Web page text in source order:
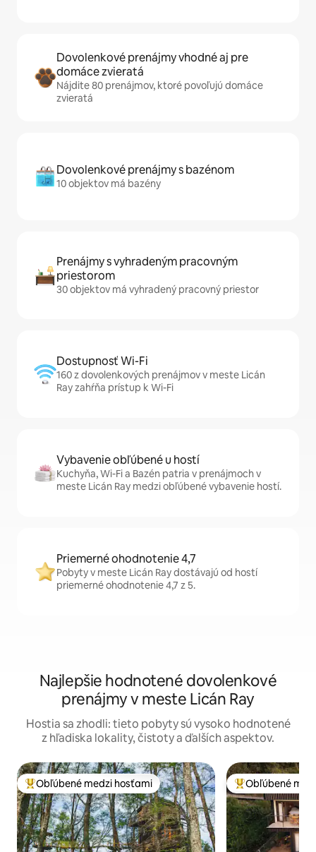
Dovolenkové prenájmy vhodné aj pre
domáce zvieratá
Nájdite 80 prenájmov, ktoré povoľujú domáce
zvieratá
Dovolenkové prenájmy s bazénom
10 objektov má bazény
Prenájmy s vyhradeným pracovným
priestorom
30 objektov má vyhradený pracovný priestor
Dostupnosť Wi-Fi
160 z dovolenkových prenájmov v meste Licán
Ray zahŕňa prístup k Wi-Fi
Vybavenie obľúbené u hostí
Kuchyňa, Wi-Fi a Bazén patria v prenájmoch v
meste Licán Ray medzi obľúbené vybavenie hostí.
Priemerné ohodnotenie 4,7
Pobyty v meste Licán Ray dostávajú od hostí
priemerné ohodnotenie 4,7 z 5.
Najlepšie hodnotené dovolenkové
prenájmy v meste Licán Ray
Hostia sa zhodli: tieto pobyty sú vysoko hodnotené
z hľadiska lokality, čistoty a ďalších aspektov.
Najobľúbenejšie medzi hosťami
Obľúbené medzi hosťami Najobľúbenejšie
Obľúbené